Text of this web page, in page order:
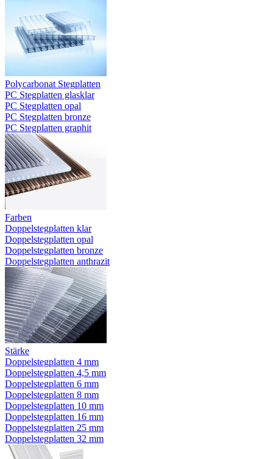
Polycarbonat Stegplatten
PC Stegplatten glasklar
PC Stegplatten opal
PC Stegplatten bronze
PC Stegplatten graphit
Farben
Doppelstegplatten klar
Doppelstegplatten opal
Doppelstegplatten bronze
Doppelstegplatten anthrazit
Stärke
Doppelstegplatten 4 mm
Doppelstegplatten 4,5 mm
Doppelstegplatten 6 mm
Doppelstegplatten 8 mm
Doppelstegplatten 10 mm
Doppelstegplatten 16 mm
Doppelstegplatten 25 mm
Doppelstegplatten 32 mm